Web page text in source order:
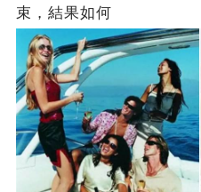
束，結果如何